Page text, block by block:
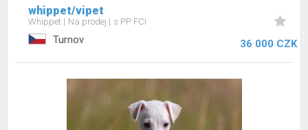
whippet/vipet
Whippet Na prodej s PP FCI
Turnov 36 000 CZK